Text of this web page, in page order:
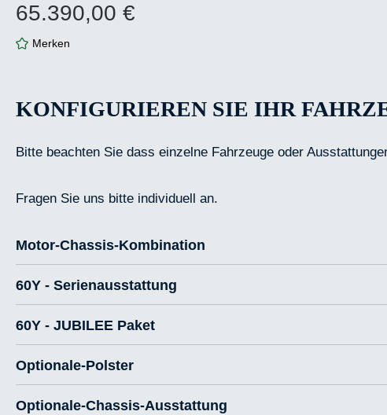
Regulärer Preis:
65.390,00 €
Merken
KONFIGURIEREN SIE IHR
Bitte beachten Sie dass einzelne Fahrzeuge oder
Fragen Sie uns bitte individuell an.
Motor-Chassis-Kombination
60Y - Serienausstattung
60Y - JUBILEE Paket
Optionale-Polster
Optionale-Chassis-Ausstattung